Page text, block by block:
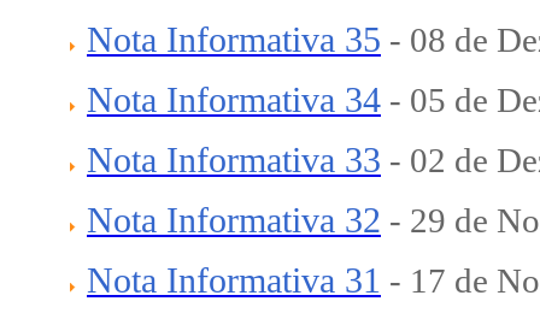
Nota Informativa 35 - 08 de
Nota Informativa 34 - 05 de
Nota Informativa 33 - 02 de
Nota Informativa 32 - 29 de
Nota Informativa 31 - 17 de